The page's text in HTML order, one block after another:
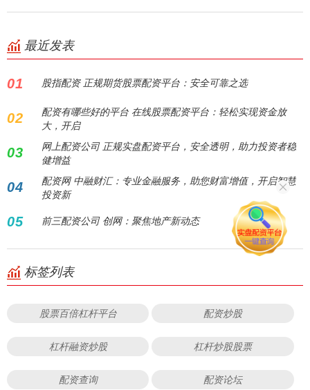
最近发表
01 股指配资 正规期货股票配资平台：安全可靠之选
02
配资有哪些好的平台 在线股票配资平台：轻松实现资金放
大，开启
03
网上配资公司 正规实盘配资平台，安全透明，助力投资者稳
健增益
04
配资网 中融财汇：专业金融服务，助您财富增值，开启智慧
投资新
05 前三配资公司 创网：聚焦地产新动态
标签列表
股票百倍杠杆平台 配资炒股
杠杆融资炒股 杠杆炒股股票
配资查询 配资论坛